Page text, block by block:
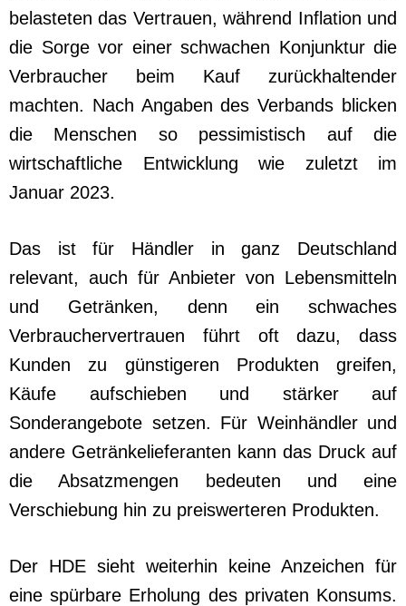
belasteten das Vertrauen, während Inflation und
die Sorge vor einer schwachen Konjunktur die
Verbraucher beim Kauf zurückhaltender
machten. Nach Angaben des Verbands blicken
die Menschen so pessimistisch auf die
wirtschaftliche Entwicklung wie zuletzt im
Januar 2023.
Das ist für Händler in ganz Deutschland
relevant, auch für Anbieter von Lebensmitteln
und Getränken, denn ein schwaches
Verbrauchervertrauen führt oft dazu, dass
Kunden zu günstigeren Produkten greifen,
Käufe aufschieben und stärker auf
Sonderangebote setzen. Für Weinhändler und
andere Getränkelieferanten kann das Druck auf
die Absatzmengen bedeuten und eine
Verschiebung hin zu preiswerteren Produkten.
Der HDE sieht weiterhin keine Anzeichen für
eine spürbare Erholung des privaten Konsums.